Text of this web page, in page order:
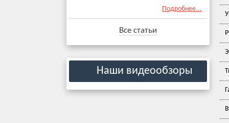
Подробнее...
Все статьи
Наши видеообзоры